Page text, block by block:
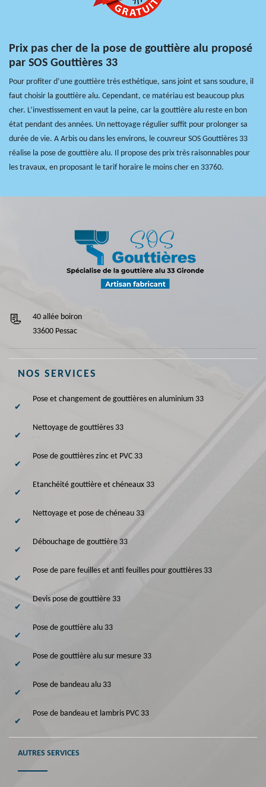
Prix pas cher de la pose de gouttière alu proposé
par SOS Gouttières 33
Pour profiter d’une gouttière très esthétique, sans joint et sans soudure, il
faut choisir la gouttière alu. Cependant, ce matériau est beaucoup plus
cher. L’investissement en vaut la peine, car la gouttière alu reste en bon
état pendant des années. Un nettoyage régulier suffit pour prolonger sa
durée de vie. A Arbis ou dans les environs, le couvreur SOS Gouttières 33
réalise la pose de gouttière alu. Il propose des prix très raisonnables pour
les travaux, en proposant le tarif horaire le moins cher en 33760.
40 allée boiron
33600 Pessac
NOS SERVICES
Pose et changement de gouttières en aluminium 33
Nettoyage de gouttières 33
Pose de gouttières zinc et PVC 33
Etanchéité gouttière et chéneaux 33
Nettoyage et pose de chéneau 33
Débouchage de gouttière 33
Pose de pare feuilles et anti feuilles pour gouttières 33
Devis pose de gouttière 33
Pose de gouttière alu 33
Pose de gouttière alu sur mesure 33
Pose de bandeau alu 33
Pose de bandeau et lambris PVC 33
AUTRES SERVICES